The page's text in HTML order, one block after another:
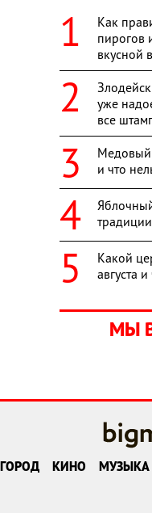
Как
пирогов
вкусной
уже
все
Медовый
и что
Какой
августа
МЫ
ГОРОД КИНО МУЗЫКА